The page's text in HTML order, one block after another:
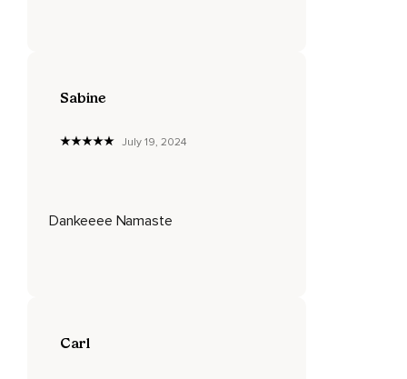
Es geht eben nur darum,
Sabine
July 19, 2024
Dankeeee Namaste
Carl